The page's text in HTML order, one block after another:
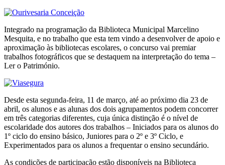
Integrado na programação da Biblioteca Municipal Marcelino
Mesquita, e no trabalho que esta tem vindo a desenvolver de apoio e
aproximação às bibliotecas escolares, o concurso vai premiar
trabalhos fotográficos que se destaquem na interpretação do tema –
Ler o Património.
Desde esta segunda-feira, 11 de março, até ao próximo dia 23 de
abril, os alunos e as alunas dos dois agrupamentos podem concorrer
em três categorias diferentes, cuja única distinção é o nível de
escolaridade dos autores dos trabalhos – Iniciados para os alunos do
1º ciclo do ensino básico, Juniores para o 2º e 3º Ciclo, e
Experimentados para os alunos a frequentar o ensino secundário.
As condições de participação estão disponíveis na Biblioteca